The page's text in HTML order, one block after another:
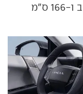
עם 467 ס"מ לאורך, 189 ס"מ לרוחב ו-166 ס"מ